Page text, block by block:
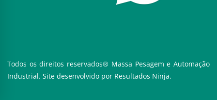
Todos os direitos reservados® Massa Pesagem e Automação
Industrial. Site desenvolvido por Resultados Ninja.